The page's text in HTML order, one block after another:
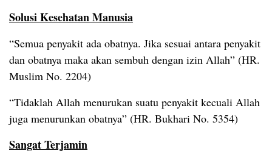
Solusi Kesehatan Manusia
“Semua penyakit ada obatnya. Jika sesuai antara penyakit
dan obatnya maka akan sembuh dengan izin Allah” (HR.
Muslim No. 2204)
“Tidaklah Allah menurukan suatu penyakit kecuali Allah
juga menurunkan obatnya” (HR. Bukhari No. 5354)
Sangat Terjamin